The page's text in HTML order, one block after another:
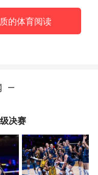
巴西队笑到了最
西队还有许多问题
的皇马，在欧冠赛
的体育阅读
决赛